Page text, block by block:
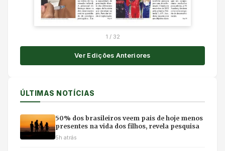
1 / 32
Ver Edições Anteriores
ÚLTIMAS NOTÍCIAS
50% dos brasileiros veem pais de hoje menos
presentes na vida dos filhos, revela pesquisa
5h atrás